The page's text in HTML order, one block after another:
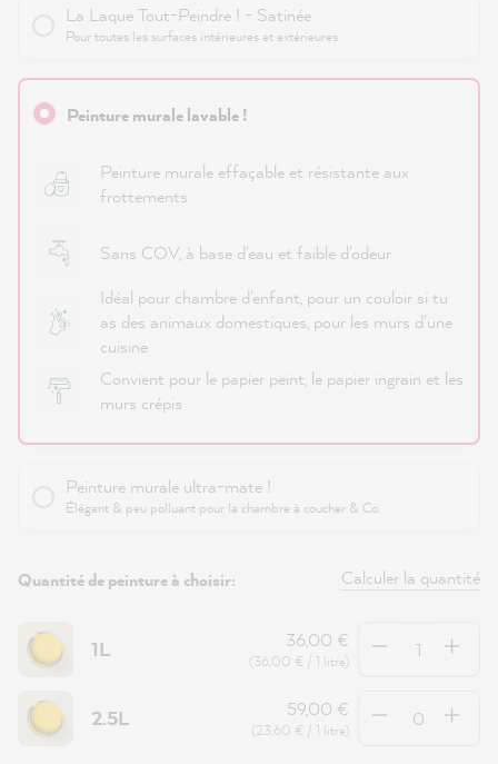
La Laque Tout-Peindre ! - Satinée
Pour toutes les surfaces intérieures et extérieures
Peinture murale lavable !
Peinture murale effaçable et résistante aux
frottements
Sans COV, à base d'eau et faible d'odeur
Idéal pour chambre d'enfant, pour un couloir si tu
as des animaux domestiques, pour les murs d'une
cuisine
Convient pour le papier peint, le papier ingrain et les
murs crépis
Peinture murale ultra-mate !
Élégant & peu polluant pour la chambre à coucher & Co.
Quantité de peinture à choisir: Calculer la quantité
1L 36,00 €
(36,00 € / 1 litre)
2.5L 59,00 €
(23,60 € / 1 litre)